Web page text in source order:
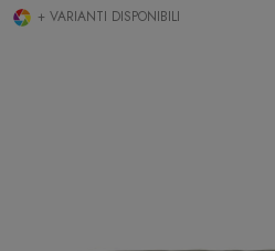
+ VARIANTI DISPONIBILI